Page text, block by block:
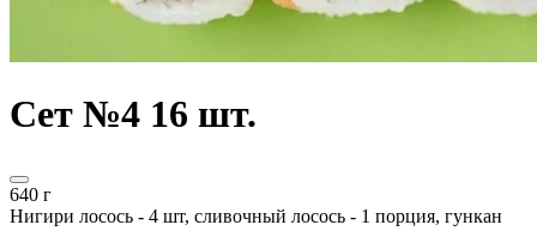
Сет №4 16 шт.
640 г
Нигири лосось - 4 шт, сливочный лосось - 1 порция, гункан